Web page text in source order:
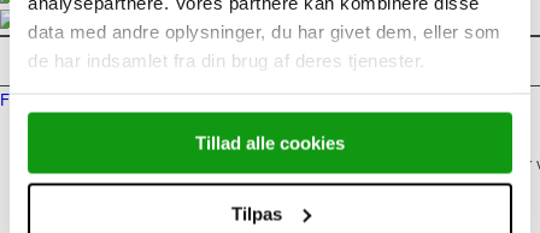
data med andre oplysninger, du har givet dem, eller som
de har indsamlet fra din brug af deres tjenester.
Tillad alle cookies
Tilpas
Det siger vores kunder
Facebook
Seriøst firma